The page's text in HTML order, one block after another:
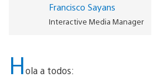
Francisco Sayans
Interactive Media Manager
Hola a todos: